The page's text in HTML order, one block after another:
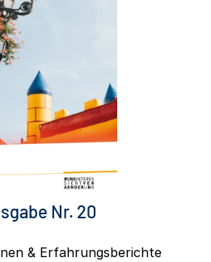
Nr. 20
& Erfahrungsberichte